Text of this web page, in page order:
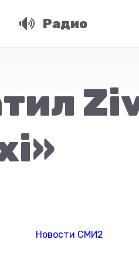
Радио
Новости СМИ2